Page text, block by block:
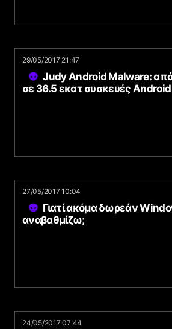
29/05/2017 21:47
Judy Android Malware:
σε 36.5 εκατ συσκευές Android
27/05/2017 10:04
Γιατί ακόμα δωρεάν
αναβαθμίζω;
24/05/2017 07:44